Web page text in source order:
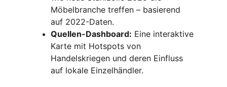
Möbelbranche treffen – basierend
auf 2022-Daten.
Quellen-Dashboard: Eine interaktive
Karte mit Hotspots von
Handelskriegen und deren Einfluss
auf lokale Einzelhändler.